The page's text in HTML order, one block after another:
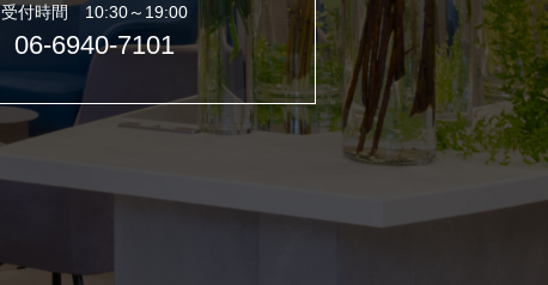
受付時間 10:30～19:00
06-6940-7101